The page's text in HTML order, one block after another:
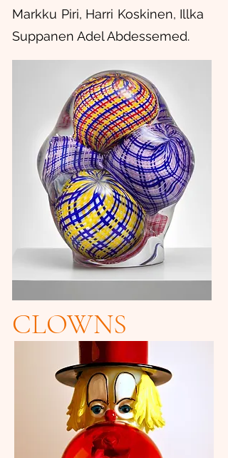
Markku Piri, Harri Koskinen, Illka ​​
Suppanen Adel Abdessemed.
CLOWNS